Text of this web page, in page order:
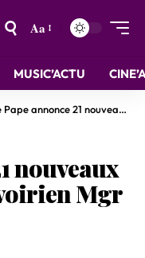
Aa
MUSIC’ACTU
annonce 21 nouveaux cardinaux dont l’ivoirien Mgr Ignace Bessi
nouveaux
Mgr